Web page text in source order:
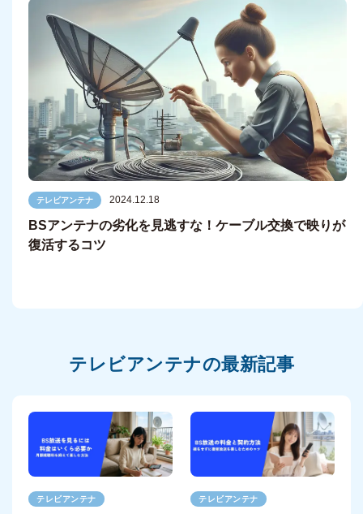
テレビアンテナ 2024.12.18
BSアンテナの劣化を見逃すな！ケーブル交換で映りが
復活するコツ
テレビアンテナの最新記事
テレビアンテナ テレビアンテナ